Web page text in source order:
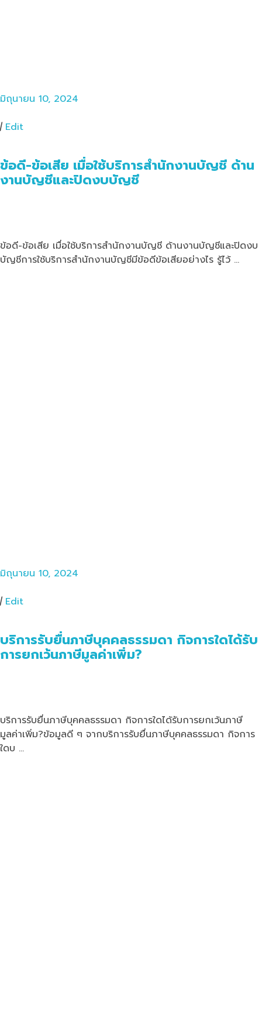
มิถุนายน 10, 2024
| Edit
ข้อดี-ข้อเสีย เมื่อใช้บริการสำนักงานบัญชี ด้าน
งานบัญชีและปิดงบบัญชี
ข้อดี-ข้อเสีย เมื่อใช้บริการสำนักงานบัญชี ด้านงานบัญชีและปิดงบ
บัญชีการใช้บริการสำนักงานบัญชีมีข้อดีข้อเสียอย่างไร รู้ไว้ …
มิถุนายน 10, 2024
| Edit
บริการรับยื่นภาษีบุคคลธรรมดา กิจการใดได้รับ
การยกเว้นภาษีมูลค่าเพิ่ม?
บริการรับยื่นภาษีบุคคลธรรมดา กิจการใดได้รับการยกเว้นภาษี
มูลค่าเพิ่ม?ข้อมูลดี ๆ จากบริการรับยื่นภาษีบุคคลธรรมดา กิจการ
ใดบ …